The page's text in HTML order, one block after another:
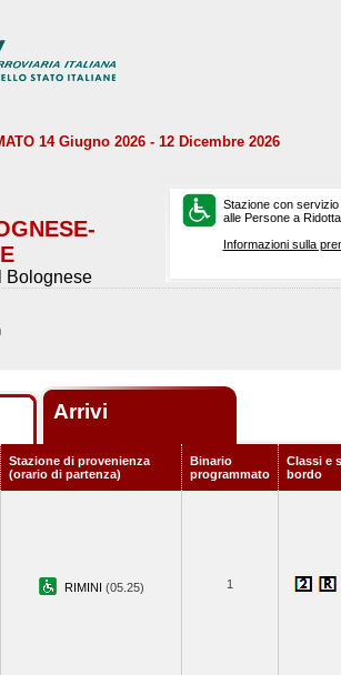
14 Giugno 2026 - 12 Dicembre 2026
Bolognese
Stazione con
alle Persone a
Informazioni sulla
Arrivi
Stazione di provenienza
(orario di partenza)
Binario
programmato
Classi e
bordo
RIMINI (05.25) 1